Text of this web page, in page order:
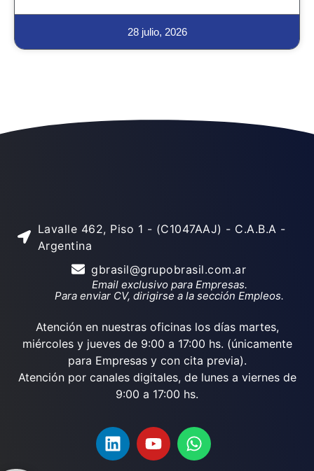
28 julio, 2026
Lavalle 462, Piso 1 - (C1047AAJ) - C.A.B.A -
Argentina
gbrasil@grupobrasil.com.ar
Email exclusivo para Empresas.
Para enviar CV, dirigirse a la sección Empleos.
Atención en nuestras oficinas los días martes,
miércoles y jueves de 9:00 a 17:00 hs. (únicamente
para Empresas y con cita previa).
Atención por canales digitales, de lunes a viernes de
9:00 a 17:00 hs.